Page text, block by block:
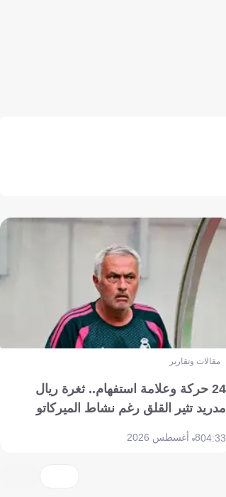
مقالات وتقارير
24 حركة وعلامة استفهام.. ثغرة ريال
مدريد تثير القلق رغم نشاط الميركاتو
04:338 أغسطس 2026